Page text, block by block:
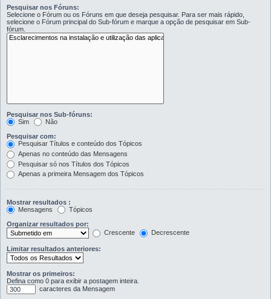
Pesquisar nos Fóruns:
Selecione o Fórum ou os Fóruns em que deseja pesquisar. Para ser mais rápido,
selecione o Fórum principal do Sub-fórum e marque a opção de pesquisar em Sub-
fórum.
Pesquisar nos Sub-fóruns:
Sim
Não
Pesquisar com:
Pesquisar Títulos e conteúdo dos Tópicos
Apenas no conteúdo das Mensagens
Pesquisar só nos Títulos dos Tópicos
Apenas a primeira Mensagem dos Tópicos
Mostrar resultados :
Mensagens
Tópicos
Organizar resultados por:
Crescente
Decrescente
Limitar resultados anteriores:
Mostrar os primeiros:
Defina como 0 para exibir a postagem inteira.
caracteres da Mensagem